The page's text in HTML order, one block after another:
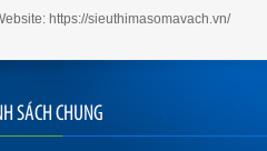
https://sieuthimasomavach.vn/
SÁCH CHUNG